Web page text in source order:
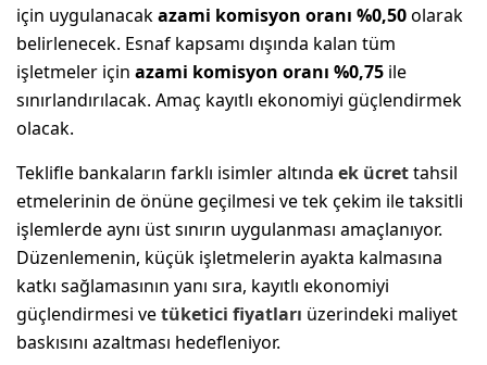
için uygulanacakazami komisyon oranı %0,50olarak
belirlenecek. Esnaf kapsamı dışında kalan tüm
işletmeler için azami komisyon oranı %0,75 ile
sınırlandırılacak. Amaç kayıtlı ekonomiyi güçlendirmek
olacak.
Teklifle bankaların farklı isimler altında ek ücrettahsil
etmelerinin de önüne geçilmesi ve tek çekim ile taksitli
işlemlerde aynı üst sınırın uygulanması amaçlanıyor.
Düzenlemenin, küçük işletmelerin ayakta kalmasına
katkı sağlamasının yanı sıra, kayıtlı ekonomiyi
güçlendirmesi vetüketici fiyatları üzerindeki maliyet
baskısını azaltması hedefleniyor.